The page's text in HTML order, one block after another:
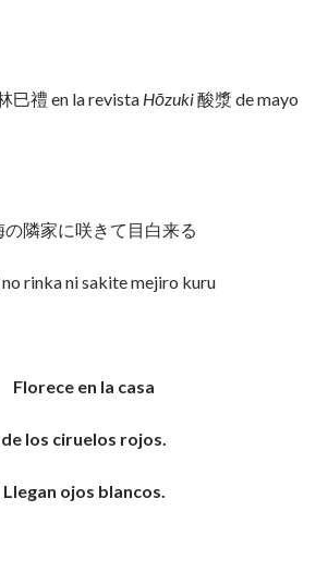
巳禮 en la revista Hōzuki酸漿 de mayo
の隣家に咲きて目白来る
rinka ni sakite mejiro kuru
Florece en la casa
de los ciruelos rojos.
Llegan ojos blancos.